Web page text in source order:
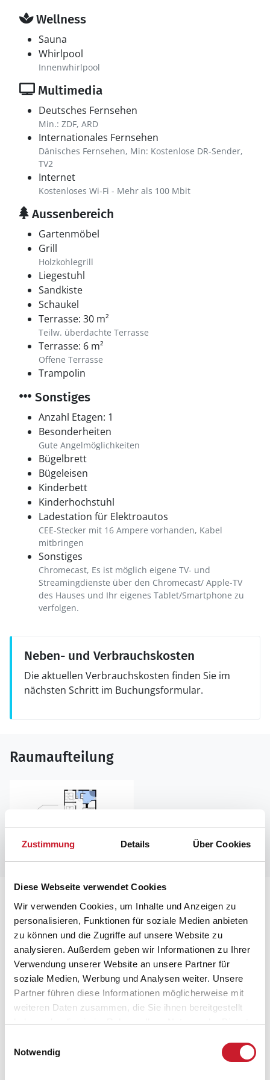
Zustimmung Details Über Cookies
Diese Webseite verwendet Cookies
Wir verwenden Cookies, um Inhalte und Anzeigen zu
personalisieren, Funktionen für soziale Medien anbieten
zu können und die Zugriffe auf unsere Website zu
analysieren. Außerdem geben wir Informationen zu Ihrer
Verwendung unserer Website an unsere Partner für
soziale Medien, Werbung und Analysen weiter. Unsere
Partner führen diese Informationen möglicherweise mit
weiteren Daten zusammen, die Sie ihnen bereitgestellt
haben oder die sie im Rahmen Ihrer Nutzung der Dienste
Notwendig
Wellness
Sauna
Whirlpool
Innenwhirlpool
Multimedia
Deutsches Fernsehen
Min.: ZDF, ARD
Internationales Fernsehen
Dänisches Fernsehen, Min: Kostenlose DR-Sender,
TV2
Internet
Kostenloses Wi-Fi - Mehr als 100 Mbit
Aussenbereich
Gartenmöbel
Grill
Holzkohlegrill
Liegestuhl
Sandkiste
Schaukel
Terrasse: 30 m²
Teilw. überdachte Terrasse
Terrasse: 6 m²
Offene Terrasse
Trampolin
Sonstiges
Anzahl Etagen: 1
Besonderheiten
Gute Angelmöglichkeiten
Bügelbrett
Bügeleisen
Kinderbett
Kinderhochstuhl
Ladestation für Elektroautos
CEE-Stecker mit 16 Ampere vorhanden, Kabel
mitbringen
Sonstiges
Chromecast, Es ist möglich eigene TV- und
Streamingdienste über den Chromecast/ Apple-TV
des Hauses und Ihr eigenes Tablet/Smartphone zu
verfolgen.
Neben- und Verbrauchskosten
Die aktuellen Verbrauchskosten finden Sie im
nächsten Schritt im Buchungsformular.
Raumaufteilung
Lageplan
Adresse
Ferienhaus 8840
Strandskadevej 12 a
Fjellerup Strand
8585 Glesborg